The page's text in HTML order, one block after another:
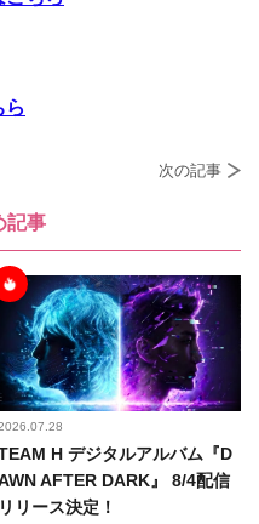
ら
次の記事
記事
H デジタルアルバム『D
AFTER DARK』 8/4配信
リリース決定！